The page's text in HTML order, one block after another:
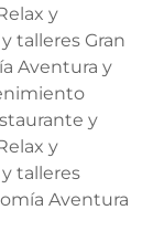
y
talleres Gran
Aventura y
y
y
talleres
Aventura